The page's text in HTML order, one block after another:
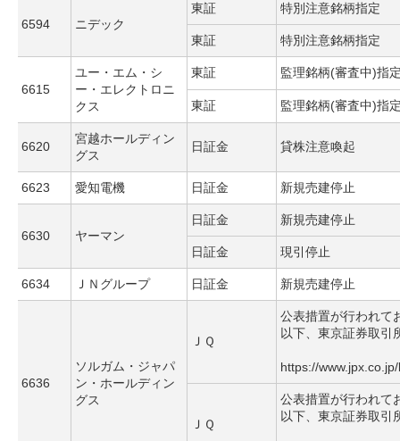
6594 ニデック
東証 特別注意銘柄指定
東証 特別注意銘柄指定
6615
ユー・エム・シ
ー・エレクトロニ
クス
東証 監理銘柄(審査中)指
東証 監理銘柄(審査中)指
6620
宮越ホールディン
グス
日証金 貸株注意喚起
6623 愛知電機 日証金 新規売建停止
6630 ヤーマン
日証金 新規売建停止
日証金 現引停止
6634 ＪＮグループ 日証金 新規売建停止
6636
ソルガム・ジャパ
ン・ホールディン
グス
ＪＱ
公表措置が行われて
以下、東京証券取引
https://
ＪＱ
公表措置が行われて
以下、東京証券取引